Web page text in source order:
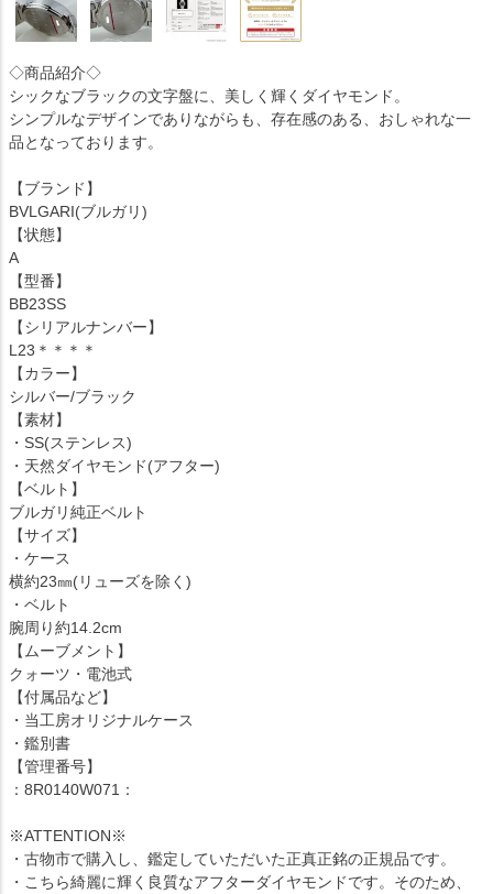
◇商品紹介◇
シックなブラックの文字盤に、美しく輝くダイヤモンド。
シンプルなデザインでありながらも、存在感のある、おしゃれな一
品となっております。
【ブランド】
BVLGARI(ブルガリ)
【状態】
A
【型番】
BB23SS
【シリアルナンバー】
L23＊＊＊＊
【カラー】
シルバー/ブラック
【素材】
・SS(ステンレス)
・天然ダイヤモンド(アフター)
【ベルト】
ブルガリ純正ベルト
【サイズ】
・ケース
横約23㎜(リューズを除く)
・ベルト
腕周り約14.2cm
【ムーブメント】
クォーツ・電池式
【付属品など】
・当工房オリジナルケース
・鑑別書
【管理番号】
：8R0140W071：
※ATTENTION※
・古物市で購入し、鑑定していただいた正真正銘の正規品です。
・こちら綺麗に輝く良質なアフターダイヤモンドです。そのため、